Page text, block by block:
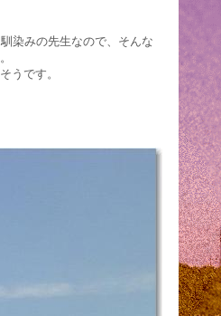
染みの先生なので、そんな
うです。